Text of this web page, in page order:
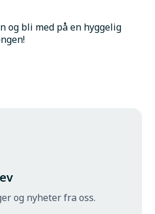
og bli med på en hyggelig
og nyheter fra oss.